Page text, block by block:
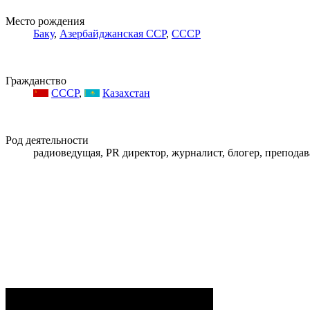
Место рождения
Баку, Азербайджанская ССР, СССР
Гражданство
СССР, Казахстан
Род деятельности
радиоведущая, PR директор, журналист, блогер,